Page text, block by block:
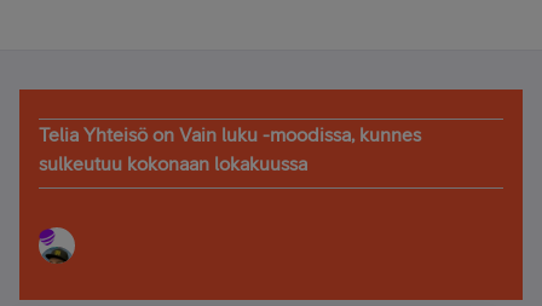
Telia Yhteisö on Vain luku -moodissa, kunnes
sulkeutuu kokonaan lokakuussa